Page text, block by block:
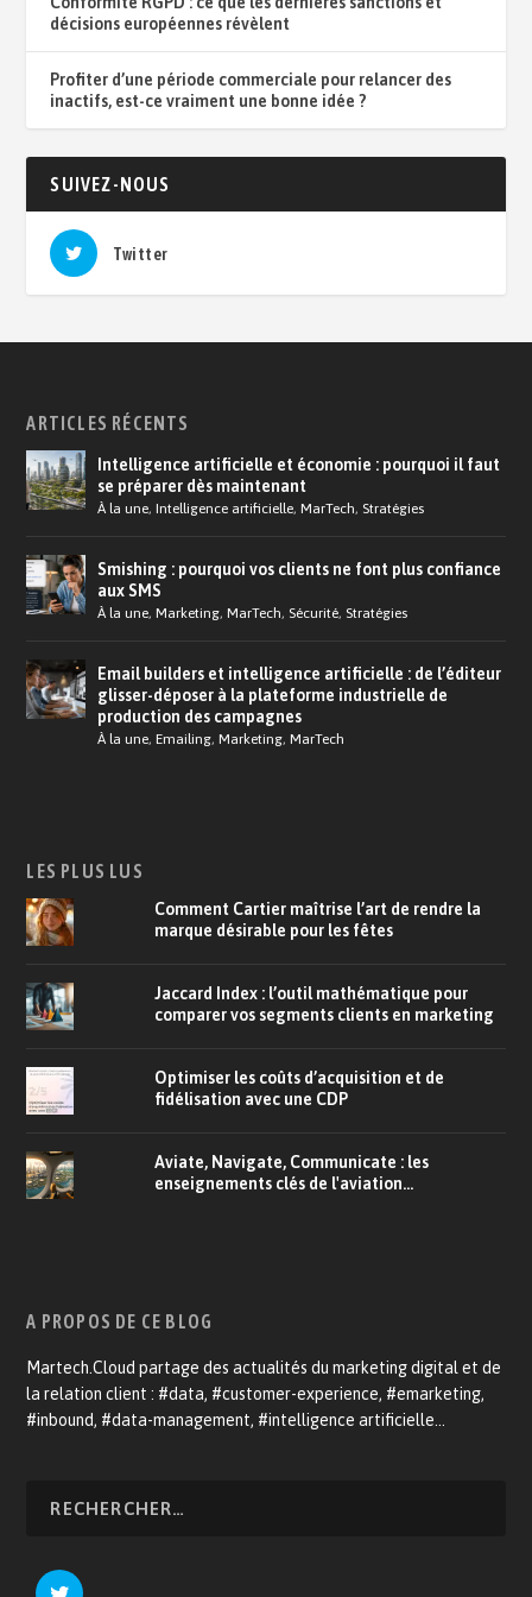
décisions européennes révèlent
Profiter d’une période commerciale pour relancer des
inactifs, est-ce vraiment une bonne idée ?
SUIVEZ-NOUS
Twitter
ARTICLES RÉCENTS
Intelligence artificielle et économie : pourquoi il faut
se préparer dès maintenant
À la une,Intelligence artificielle,MarTech, Stratégies
Smishing : pourquoi vos clients ne font plus confiance
aux SMS
À la une,Marketing,MarTech, Sécurité, Stratégies
Email builders et intelligence artificielle : de l’éditeur
glisser-déposer à la plateforme industrielle de
production des campagnes
À la une,Emailing,Marketing,MarTech
LES PLUS LUS
Comment Cartier maîtrise l’art de rendre la
marque désirable pour les fêtes
Jaccard Index : l’outil mathématique pour
comparer vos segments clients en marketing
Optimiser les coûts d’acquisition et de
fidélisation avec une CDP
Aviate, Navigate, Communicate : les
enseignements clés de l'aviation...
A PROPOS DE CE BLOG
Martech.Cloud partage des actualités du marketing digital et de
la relation client : #data, #customer-experience, #emarketing,
#inbound, #data-management, #intelligence artificielle…